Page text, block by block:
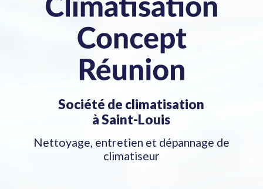
Société de climatisation
à Saint-Louis
Nettoyage, entretien et dépannage de
climatiseur